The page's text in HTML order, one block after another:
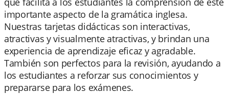
importante aspecto de la gramática inglesa.
Nuestras tarjetas didácticas son interactivas,
atractivas y visualmente atractivas, y brindan una
experiencia de aprendizaje eficaz y agradable.
También son perfectos para la revisión, ayudando a
los estudiantes a reforzar sus conocimientos y
prepararse para los exámenes.